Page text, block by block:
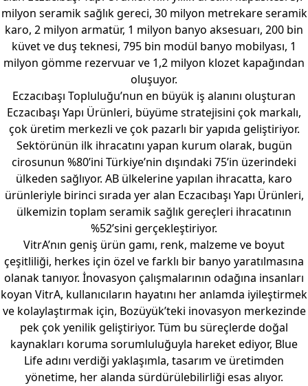
milyon seramik sağlık gereci, 30 milyon metrekare seramik
karo, 2 milyon armatür, 1 milyon banyo aksesuarı, 200 bin
küvet ve duş teknesi, 795 bin modül banyo mobilyası, 1
milyon gömme rezervuar ve 1,2 milyon klozet kapağından
oluşuyor.
Eczacıbaşı Topluluğu’nun en büyük iş alanını oluşturan
Eczacıbaşı Yapı Ürünleri, büyüme stratejisini çok markalı,
çok üretim merkezli ve çok pazarlı bir yapıda geliştiriyor.
Sektörünün ilk ihracatını yapan kurum olarak, bugün
cirosunun %80’ini Türkiye’nin dışındaki 75’in üzerindeki
ülkeden sağlıyor. AB ülkelerine yapılan ihracatta, karo
ürünleriyle birinci sırada yer alan Eczacıbaşı Yapı Ürünleri,
ülkemizin toplam seramik sağlık gereçleri ihracatının
%52’sini gerçekleştiriyor.
VitrA’nın geniş ürün gamı, renk, malzeme ve boyut
çeşitliliği, herkes için özel ve farklı bir banyo yaratılmasına
olanak tanıyor. İnovasyon çalışmalarının odağına insanları
koyan VitrA, kullanıcıların hayatını her anlamda iyileştirmek
ve kolaylaştırmak için, Bozüyük’teki inovasyon merkezinde
pek çok yenilik geliştiriyor. Tüm bu süreçlerde doğal
kaynakları koruma sorumluluğuyla hareket ediyor, Blue
Life adını verdiği yaklaşımla, tasarım ve üretimden
yönetime, her alanda sürdürülebilirliği esas alıyor.